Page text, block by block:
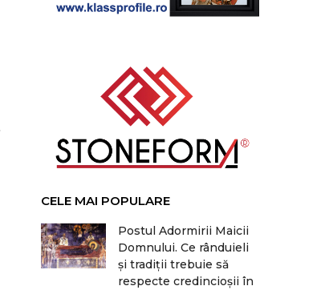
CELE MAI POPULARE
Postul Adormirii Maicii
Domnului. Ce rânduieli
și tradiții trebuie să
respecte credincioșii în